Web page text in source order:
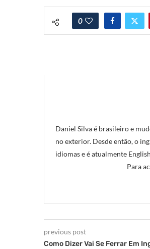
0
Daniel Silva é brasileiro e
no exterior. Desde então, o
idiomas e é atualmente
Para
previous post
Como Dizer Vai Se Ferrar Em